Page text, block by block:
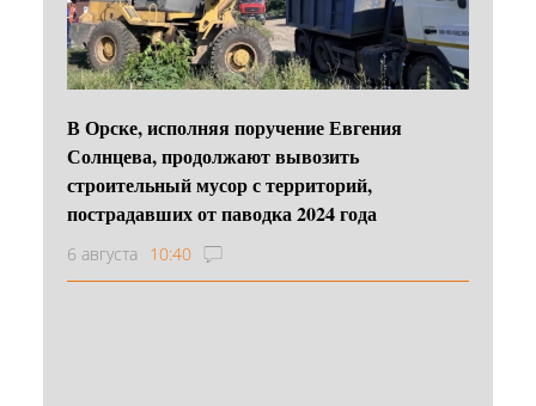
В Орске, исполняя поручение Евгения
Солнцева, продолжают вывозить
строительный мусор с территорий,
пострадавших от паводка 2024 года
6 августа 10:40